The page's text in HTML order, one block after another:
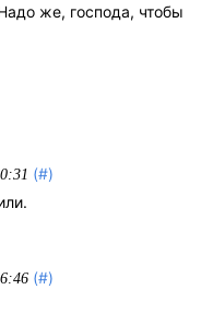
же, господа, чтобы
(#)
(#)